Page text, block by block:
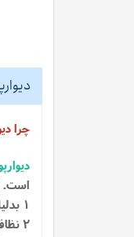
چرا
است. (10
1 بدلیل جنس پلاستیکی مانندش وزن سبکی دارد.
2 نظافت ساده و ضد لک (قابل شستشو و به روغن یا محلولی نیاز ندارد).